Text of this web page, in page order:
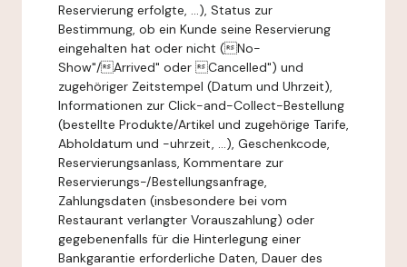
Reservierung erfolgte, ...), Status zur
Bestimmung, ob ein Kunde seine Reservierung
eingehalten hat oder nicht (No-
Show"/Arrived" oder Cancelled") und
zugehöriger Zeitstempel (Datum und Uhrzeit),
Informationen zur Click-and-Collect-Bestellung
(bestellte Produkte/Artikel und zugehörige Tarife,
Abholdatum und -uhrzeit, ...), Geschenkcode,
Reservierungsanlass, Kommentare zur
Reservierungs-/Bestellungsanfrage,
Zahlungsdaten (insbesondere bei vom
Restaurant verlangter Vorauszahlung) oder
gegebenenfalls für die Hinterlegung einer
Bankgarantie erforderliche Daten, Dauer des